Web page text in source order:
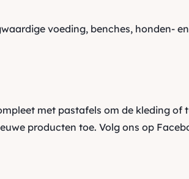
voeding, benches, honden-
met pastafels om de kleding of
producten toe. Volg ons op